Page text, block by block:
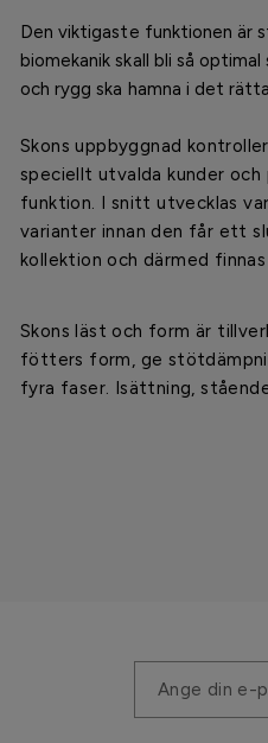
Den viktigaste funktionen är
biomekanik skall bli så
och rygg ska hamna i det
Skons uppbyggnad
speciellt utvalda kunder
funktion. I snitt utvecklas
varianter innan den får ett
kollektion och därmed
Skons läst och form är
fötters form, ge
fyra faser. Isättning,